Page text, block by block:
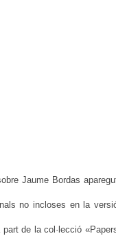
Jaume Bordas
no incloses en la
de la col·lecció